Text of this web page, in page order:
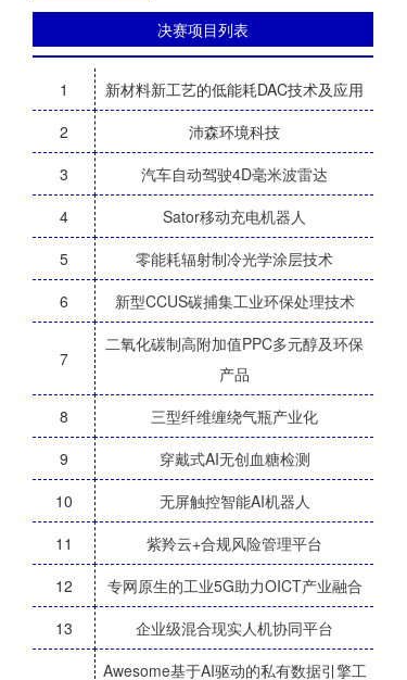
决赛项目列表
1
新材料新工艺的低能耗DAC技术及应用
2
沛森环境科技
3
汽车自动驾驶4D毫米波雷达
4
Sator移动充电机器人
5
零能耗辐射制冷光学涂层技术
6
新型CCUS碳捕集工业环保处理技术
7
二氧化碳制高附加值PPC多元醇及环保
产品
8
三型纤维缠绕气瓶产业化
9
穿戴式AI无创血糖检测
10
无屏触控智能AI机器人
11
紫羚云+合规风险管理平台
12
专网原生的工业5G助力OICT产业融合
13
企业级混合现实人机协同平台
Awesome基于AI驱动的私有数据引擎工